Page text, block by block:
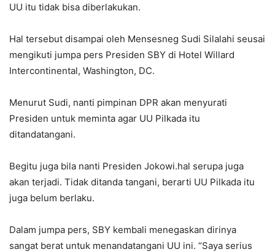
UU itu tidak bisa diberlakukan.
Hal tersebut disampai oleh Mensesneg Sudi Silalahi seusai
mengikuti jumpa pers Presiden SBY di Hotel Willard
Intercontinental, Washington, DC.
Menurut Sudi, nanti pimpinan DPR akan menyurati
Presiden untuk meminta agar UU Pilkada itu
ditandatangani.
Begitu juga bila nanti Presiden Jokowi.hal serupa juga
akan terjadi. Tidak ditanda tangani, berarti UU Pilkada itu
juga belum berlaku.
Dalam jumpa pers, SBY kembali menegaskan dirinya
sangat berat untuk menandatangani UU ini. “Saya serius